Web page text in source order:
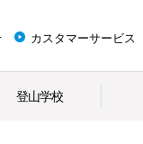
カスタマーサービス
登山学校